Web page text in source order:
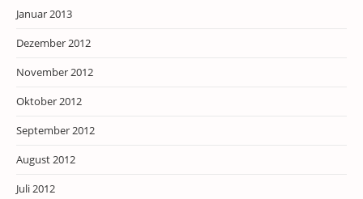
Januar 2013
Dezember 2012
November 2012
Oktober 2012
September 2012
August 2012
Juli 2012